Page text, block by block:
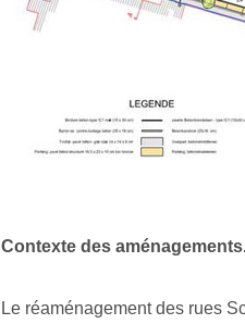
Contexte des
Le réaménagement des rues